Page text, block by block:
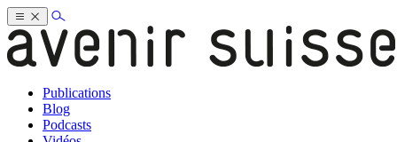
Publications
Blog
Podcasts